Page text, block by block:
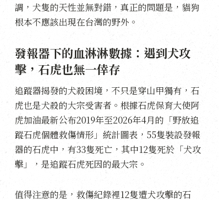
調，犬隻的天性並無對錯，真正的問題是，貓狗
根本不應該出現在台灣的野外。
發報器下的血淋淋數據：遇到犬攻
擊，石虎也無一倖存
追蹤器揭發的犬殺困境，不只是穿山甲獨有，石
虎也是犬殺的大宗受害者。根據石虎保育大使阿
虎加油最新公布2019年至2026年4月的「野放追
蹤石虎個體救傷情形」統計圖表，55隻裝設發報
器的石虎中，有33隻死亡，其中12隻死於「犬攻
擊」，是追蹤石虎死因的最大宗。
值得注意的是，救傷紀錄裡12隻遭犬攻擊的石